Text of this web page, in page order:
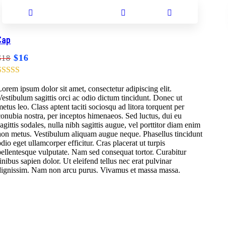
18 $16
ipsum dolor sit amet, consectetur adipiscing elit.
sagittis orci ac odio dictum tincidunt. Donec ut
leo. Class aptent taciti sociosqu ad litora torquent per
nostra, per inceptos himenaeos. Sed luctus, dui eu
sodales, nulla nibh sagittis augue, vel porttitor diam enim
metus. Vestibulum aliquam augue neque. Phasellus tincidunt
eget ullamcorper efficitur. Cras placerat ut turpis
vulputate. Nam sed consequat tortor. Curabitur
sapien dolor. Ut eleifend tellus nec erat pulvinar
Nam non arcu purus. Vivamus et massa massa.